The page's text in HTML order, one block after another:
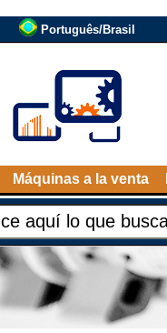
Português/Brasil
Máquinas a la venta